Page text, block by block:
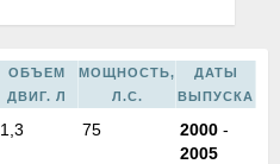
ОБЪЕМ
ДВИГ. Л
МОЩНОСТЬ,
Л.С.
ДАТЫ
ВЫПУСКА
1,3 75 2000 -
2005